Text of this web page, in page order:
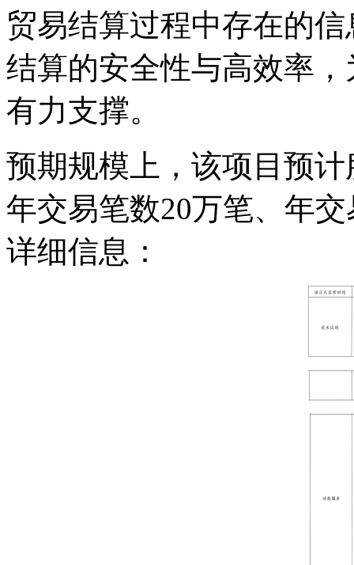
贸易结算过程中存在的
结算的安全性与高效率
有力支撑。
预期规模上，该项目预
年交易笔数20万笔、年
详细信息：